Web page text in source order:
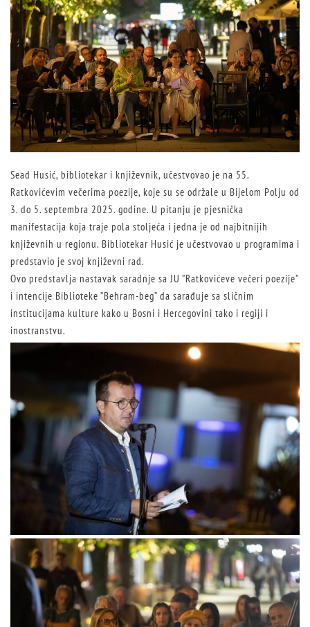
Sead Husić, bibliotekar i književnik, učestvovao je na 55.
Ratkovićevim večerima poezije, koje su se održale u Bijelom Polju od
3. do 5. septembra 2025. godine. U pitanju je pjesnička
manifestacija koja traje pola stoljeća i jedna je od najbitnijih
književnih u regionu. Bibliotekar Husić je učestvovao u programima i
predstavio je svoj književni rad.
Ovo predstavlja nastavak saradnje sa JU ”Ratkovićeve večeri poezije”
i intencije Biblioteke ”Behram-beg” da sarađuje sa sličnim
institucijama kulture kako u Bosni i Hercegovini tako i regiji i
inostranstvu.